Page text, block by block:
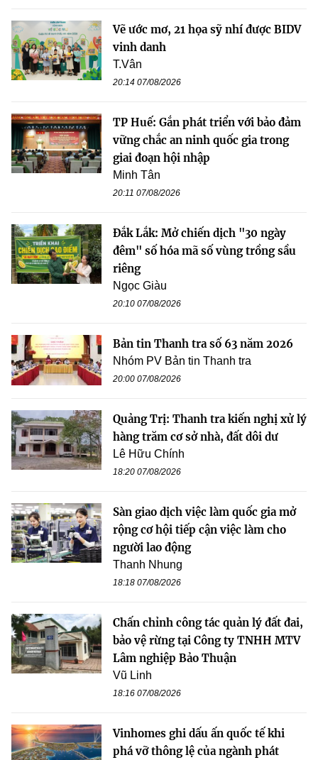
Vẽ ước mơ, 21 họa sỹ nhí được BIDV
vinh danh
T.Vân
20:14 07/08/2026
TP Huế: Gắn phát triển với bảo đảm
vững chắc an ninh quốc gia trong
giai đoạn hội nhập
Minh Tân
20:11 07/08/2026
Đắk Lắk: Mở chiến dịch "30 ngày
đêm" số hóa mã số vùng trồng sầu
riêng
Ngọc Giàu
20:10 07/08/2026
Bản tin Thanh tra số 63 năm 2026
Nhóm PV Bản tin Thanh tra
20:00 07/08/2026
Quảng Trị: Thanh tra kiến nghị xử lý
hàng trăm cơ sở nhà, đất dôi dư
Lê Hữu Chính
18:20 07/08/2026
Sàn giao dịch việc làm quốc gia mở
rộng cơ hội tiếp cận việc làm cho
người lao động
Thanh Nhung
18:18 07/08/2026
Chấn chỉnh công tác quản lý đất đai,
bảo vệ rừng tại Công ty TNHH MTV
Lâm nghiệp Bảo Thuận
Vũ Linh
18:16 07/08/2026
Vinhomes ghi dấu ấn quốc tế khi
phá vỡ thông lệ của ngành phát